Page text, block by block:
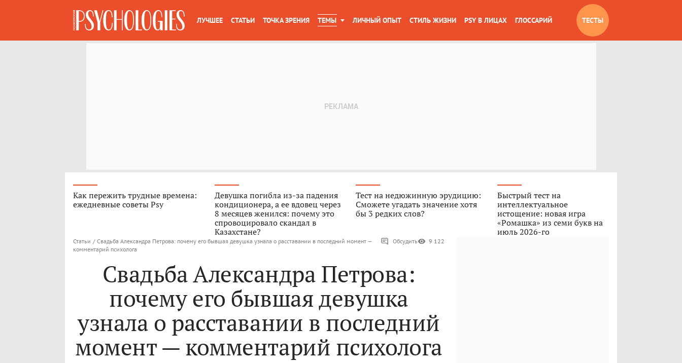
ЛУЧШЕЕ СТАТЬИ ТОЧКА ЗРЕНИЯ ТЕМЫ ЛИЧНЫЙ ОПЫТ СТИЛЬ ЖИЗНИ PSY В ЛИЦАХ ГЛОССАРИЙ ТЕСТЫ
Как пережить трудные времена:
ежедневные советы Psy
Девушка погибла из-за падения
кондиционера, а ее вдовец через
8 месяцев женился: почему это
спровоцировало скандал в
Казахстане?
Тест на недюжинную эрудицию:
Сможете угадать значение хотя
бы 3 редких слов?
Быстрый тест на
интеллектуальное
истощение: новая игра
«Ромашка» из семи букв на
июль 2026-го
Статьи / Свадьба Александра Петрова: почему его бывшая девушка узнала о расставании в последний момент —
комментарий психолога
Обсудить 9 122
Свадьба Александра Петрова:
почему его бывшая девушка
узнала о расставании в последний
момент — комментарий психолога